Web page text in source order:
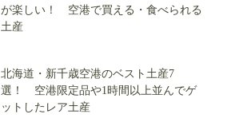
が楽しい！ 空港で買える・食べられる
土産
北海道・新千歳空港のベスト土産7
選！ 空港限定品や1時間以上並んでゲ
ットしたレア土産